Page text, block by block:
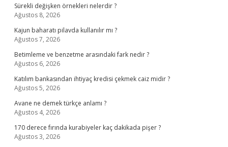
Sürekli değişken örnekleri nelerdir ?
Ağustos 8, 2026
Kajun baharatı pilavda kullanılır mı ?
Ağustos 7, 2026
Betimleme ve benzetme arasındaki fark nedir ?
Ağustos 6, 2026
Katılım bankasından ihtiyaç kredisi çekmek caiz midir ?
Ağustos 5, 2026
Avane ne demek türkçe anlamı ?
Ağustos 4, 2026
170 derece fırında kurabiyeler kaç dakikada pişer ?
Ağustos 3, 2026